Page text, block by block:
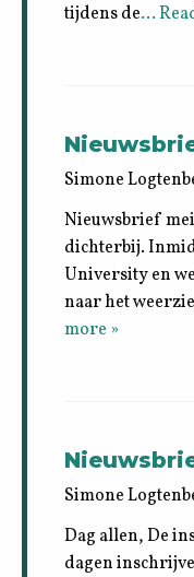
tijdens de…
Simone
Nieuwsbrief
dichterbij.
University en
naar het
more »
Simone
Dag allen, De
dagen